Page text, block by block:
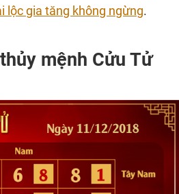
lộc gia tăng không ngừng.
mệnh Cửu Tử